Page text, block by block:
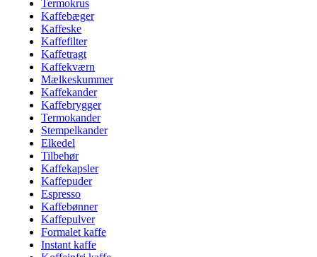
Termokrus
Kaffebæger
Kaffeske
Kaffefilter
Kaffetragt
Kaffekværn
Mælkeskummer
Kaffekander
Kaffebrygger
Termokander
Stempelkander
Elkedel
Tilbehør
Kaffekapsler
Kaffepuder
Espresso
Kaffebønner
Kaffepulver
Formalet kaffe
Instant kaffe